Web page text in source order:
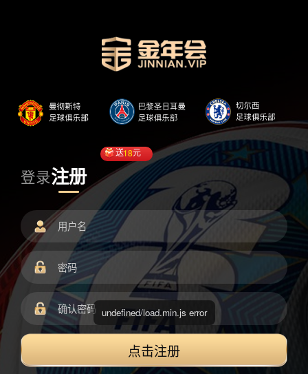
登录注册
送18元
点击注册
undefined/load.min.js error